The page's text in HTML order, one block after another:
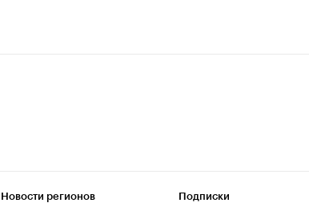
Новости регионов Подписки